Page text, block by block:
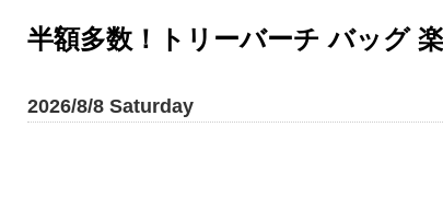
半額多数！トリーバーチ バッグ
2026/8/8 Saturday